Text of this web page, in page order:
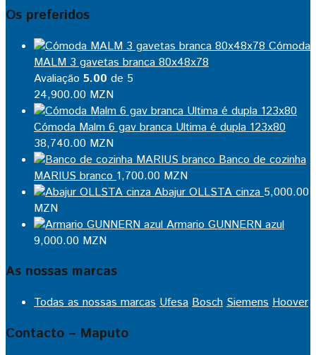
Os preferidos
Cómoda
MALM 3 gavetas branca 80x48x78
Avaliação 5.00 de 5
24,900.00 MZN
Cómoda Malm 6 gav branca Ultima é dupla 123x80
38,740.00 MZN
Banco de cozinha
MARIUS branco 1,700.00 MZN
Abajur OLLSTA cinza 5,000.00
MZN
Armario GUNNERN azul
9,000.00 MZN
As nossas marcas
Todas as nossas marcas Ufesa Bosch Siemens Hoover
Contacto – Maputo